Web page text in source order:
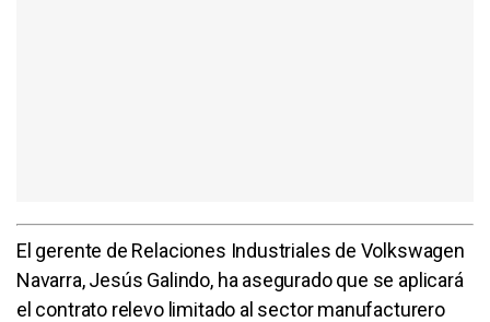
El gerente de Relaciones Industriales de Volkswagen
Navarra, Jesús Galindo, ha asegurado que se aplicará
el contrato relevo limitado al sector manufacturero